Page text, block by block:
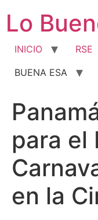
contenido
Lo
INICIO RSE
BUENA ESA
para el
en la